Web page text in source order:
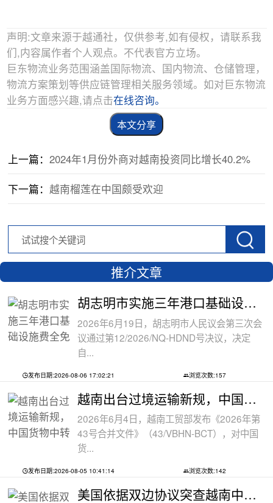
声明:文章来源于越通社，仅供参考,如有侵权，请联系我
们,内容属作者个人观点。不代表官方立场。
巨东物流业务范围涵盖国际物流、国内物流、仓储管理，
物流方案策划等供应链管理相关服务领域。如对巨东物流
业务方面感兴趣,请点击在线咨询。
本文分享
上一篇：2024年1月份外商对越南投资同比增长40.2%
下一篇：越南榴莲在中国颇受欢迎
推介文章
胡志明市实施三年港口基础设施费全免政
2026年6月19日，胡志明市人民议会第三次会
议通过第12/2026/NQ-HDND号决议，决定
自...
发布日期:2026-08-06 17:02:21 浏览次数:157
越南出台过境运输新规，中国货物中转通
2026年6月4日，越南工贸部发布《2026年第
43号合并文件》（43/VBHN-BCT），对中国
货...
发布日期:2026-08-05 10:41:14 浏览次数:142
美国依据双边协议突查越南中资工厂，三